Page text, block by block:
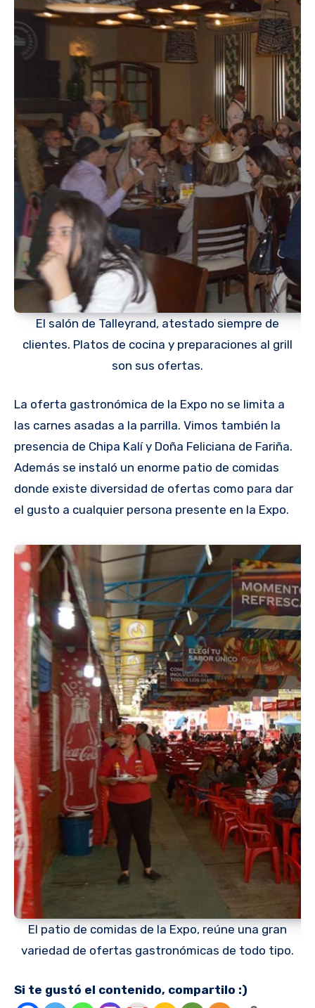
El salón de Talleyrand, atestado siempre de
clientes. Platos de cocina y preparaciones al grill
son sus ofertas.
La oferta gastronómica de la Expo no se limita a
las carnes asadas a la parrilla. Vimos también la
presencia de Chipa Kalí y Doña Feliciana de Fariña.
Además se instaló un enorme patio de comidas
donde existe diversidad de ofertas como para dar
el gusto a cualquier persona presente en la Expo.
El patio de comidas de la Expo, reúne una gran
variedad de ofertas gastronómicas de todo tipo.
Si te gustó el contenido, compartilo :)